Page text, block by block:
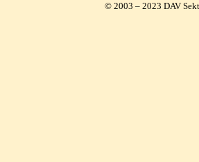
© 2003 – 2023 DAV